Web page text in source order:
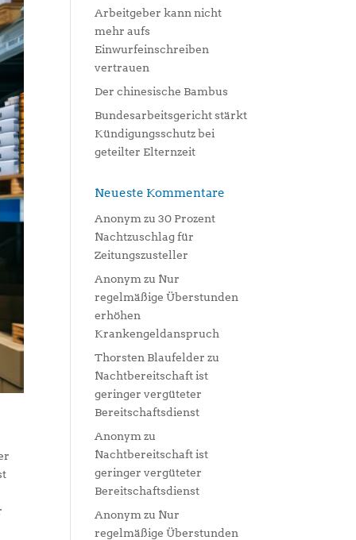
Arbeitgeber kann nicht
mehr aufs
Einwurfeinschreiben
vertrauen
Der chinesische Bambus
Bundesarbeitsgericht stärkt
Kündigungsschutz bei
geteilter Elternzeit
Neueste Kommentare
Anonym zu30 Prozent
Nachtzuschlag für
Zeitungszusteller
Anonym zu Nur
regelmäßige Überstunden
erhöhen
Krankengeldanspruch
Thorsten Blaufelder zu
Nachtbereitschaft ist
geringer vergüteter
Bereitschaftsdienst
Anonym zu
Nachtbereitschaft ist
geringer vergüteter
Bereitschaftsdienst
Anonym zu Nur
regelmäßige Überstunden